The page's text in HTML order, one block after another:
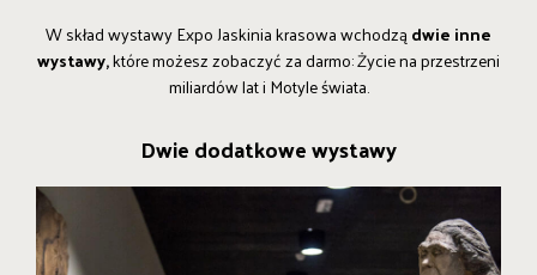
W skład wystawy Expo Jaskinia krasowa wchodzą dwie inne
wystawy,które możesz zobaczyć za darmo: Życie na przestrzeni
miliardów lat i Motyle świata.
Dwie dodatkowe wystawy